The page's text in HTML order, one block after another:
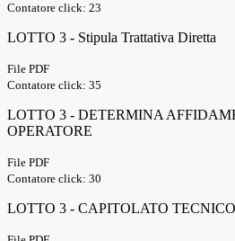
Contatore click: 23
LOTTO 3 - Stipula Trattativa Diretta
File PDF
Contatore click: 35
LOTTO 3 - DETERMINA
OPERATORE
File PDF
Contatore click: 30
LOTTO 3 - CAPITOLATO TECNICO